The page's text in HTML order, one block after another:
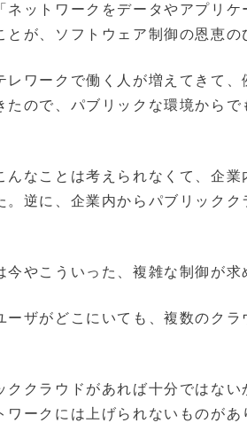
ネットワークをデータやアプリ
とが、ソフトウェア制御の恩恵
レワークで働く人が増えてきて
たので、パブリックな環境から
んなことは考えられなくて、企
。逆に、企業内からパブリック
今やこういった、複雑な制御が求
ーザがどこにいても、複数のク
ククラウドがあれば十分ではな
ワークには上げられないものが